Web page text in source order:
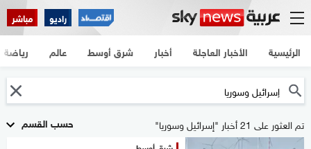
راديو مباشر
الرئيسية الأخبار العاجلة أخبار شرق أوسط عالم رياضة
حسب القسم تم العثور على 21 أخبار "إسرائيل وسوريا"